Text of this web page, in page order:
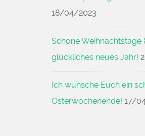
18/04/2023
Schöne Weihnachtstage
glückliches neues Jahr!
Ich wünsche Euch ein
Osterwochenende! 17/